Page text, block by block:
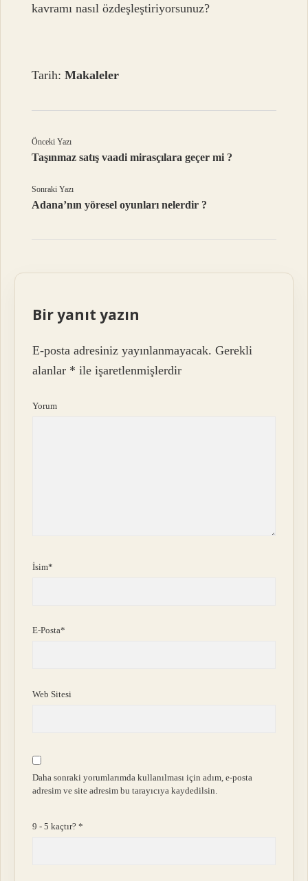
kavramı nasıl özdeşleştiriyorsunuz?
Tarih:Makaleler
Önceki Yazı
Taşınmaz satış vaadi mirasçılara geçer mi ?
Sonraki Yazı
Adana’nın yöresel oyunları nelerdir ?
Bir yanıt yazın
E-posta adresiniz yayınlanmayacak. Gerekli
alanlar * ile işaretlenmişlerdir
Yorum
İsim*
E-Posta*
Web Sitesi
Daha sonraki yorumlarımda kullanılması için adım, e-posta
adresim ve site adresim bu tarayıcıya kaydedilsin.
9 - 5 kaçtır?*